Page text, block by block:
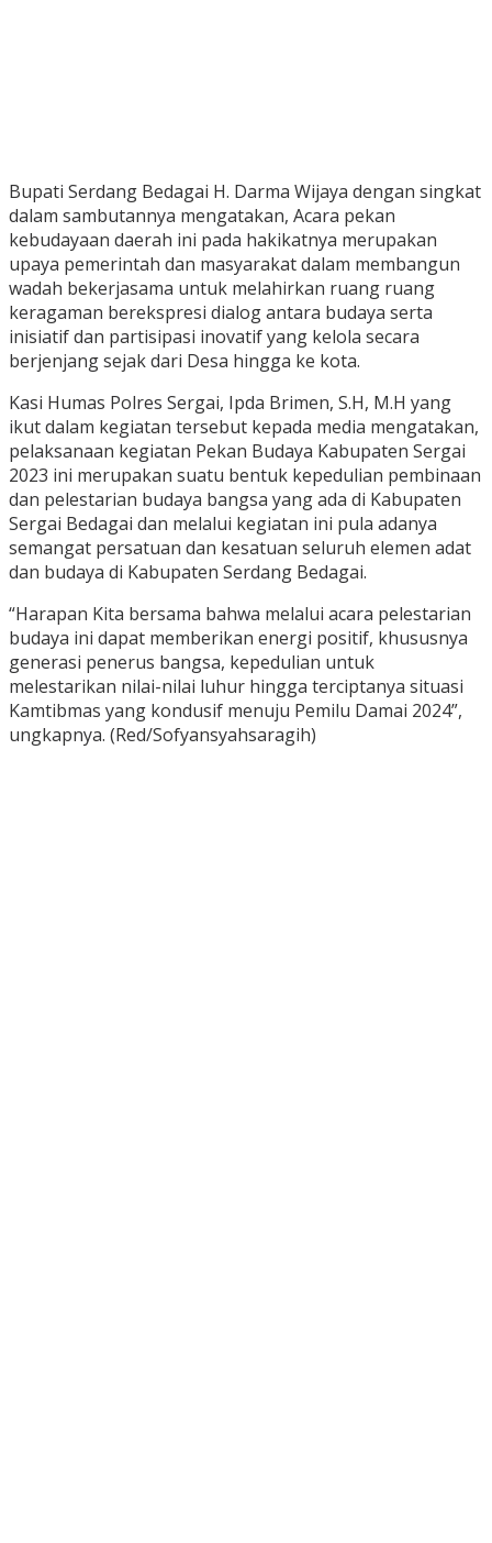
Bupati Serdang Bedagai H. Darma Wijaya dengan singkat
dalam sambutannya mengatakan, Acara pekan
kebudayaan daerah ini pada hakikatnya merupakan
upaya pemerintah dan masyarakat dalam membangun
wadah bekerjasama untuk melahirkan ruang ruang
keragaman berekspresi dialog antara budaya serta
inisiatif dan partisipasi inovatif yang kelola secara
berjenjang sejak dari Desa hingga ke kota.
Kasi Humas Polres Sergai, Ipda Brimen, S.H, M.H yang
ikut dalam kegiatan tersebut kepada media mengatakan,
pelaksanaan kegiatan Pekan Budaya Kabupaten Sergai
2023 ini merupakan suatu bentuk kepedulian pembinaan
dan pelestarian budaya bangsa yang ada di Kabupaten
Sergai Bedagai dan melalui kegiatan ini pula adanya
semangat persatuan dan kesatuan seluruh elemen adat
dan budaya di Kabupaten Serdang Bedagai.
“Harapan Kita bersama bahwa melalui acara pelestarian
budaya ini dapat memberikan energi positif, khususnya
generasi penerus bangsa, kepedulian untuk
melestarikan nilai-nilai luhur hingga terciptanya situasi
Kamtibmas yang kondusif menuju Pemilu Damai 2024”,
ungkapnya. (Red/Sofyansyahsaragih)